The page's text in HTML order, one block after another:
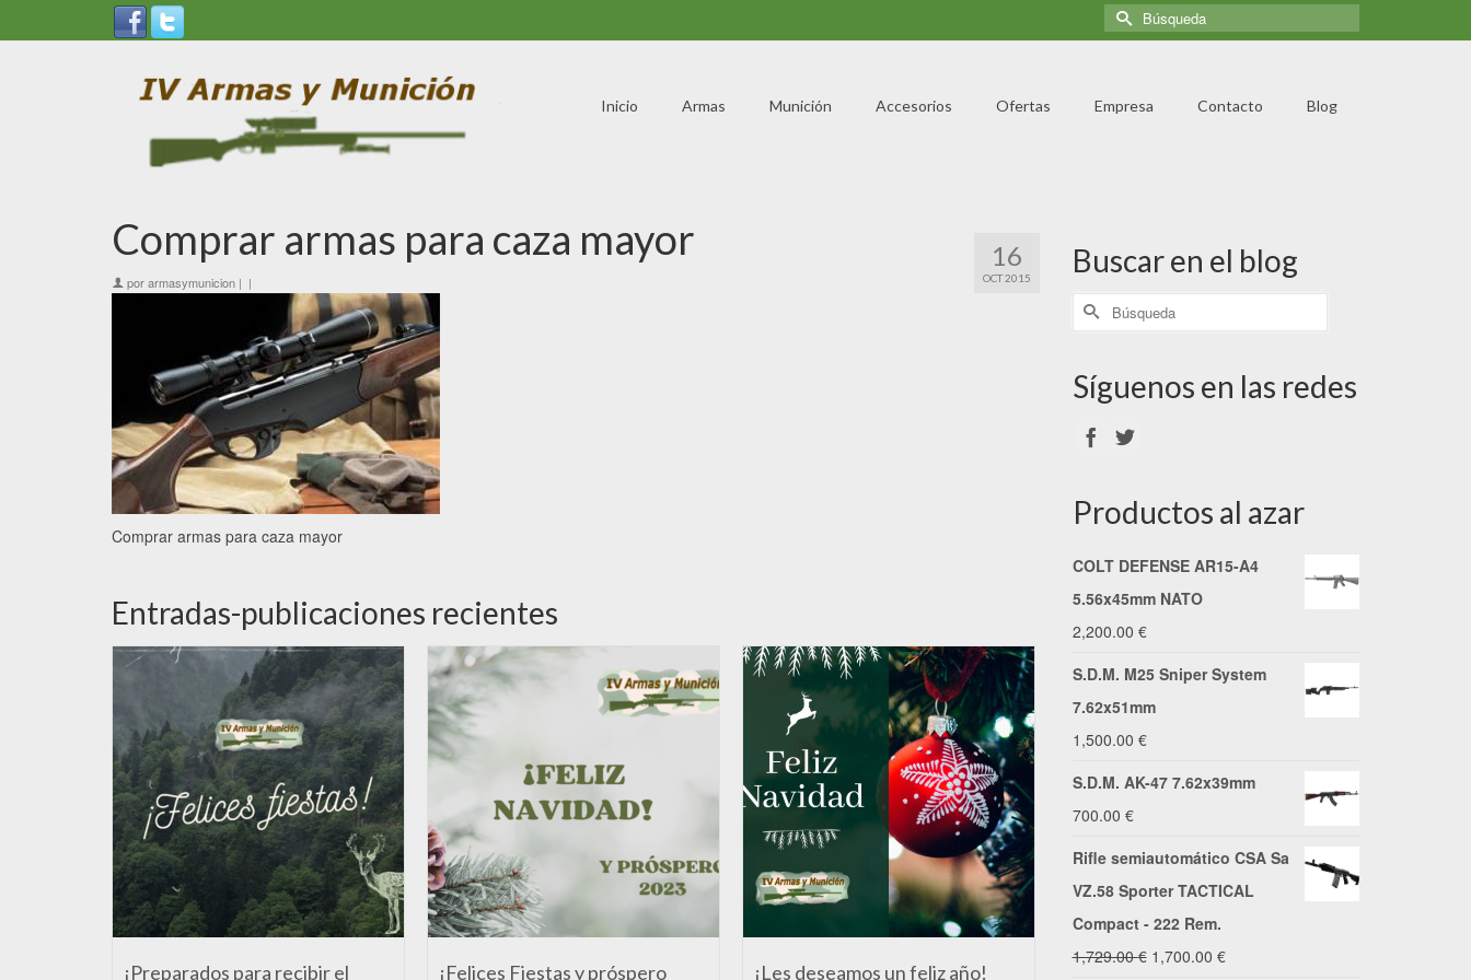
Inicio Armas Munición Accesorios Ofertas Empresa Contacto Blog
16
OCT 2015
Comprar armas para caza mayor
porarmasymunicion | |
Comprar armas para caza mayor
Entradas-publicaciones recientes
¡Preparados para recibir el
¡Felices Fiestas y próspero
¡Les deseamos un feliz año!
Os deseamos unas Felices
Buscar en el blog
Síguenos en las redes
Productos al azar
COLT DEFENSE AR15-A4
5.56x45mm NATO
2,200.00 €
S.D.M. M25 Sniper System
7.62x51mm
1,500.00 €
S.D.M. AK-47 7.62x39mm
700.00 €
Rifle semiautomático CSA Sa
VZ.58 Sporter TACTICAL
Compact - 222 Rem.
1,729.00€ El
1,700.00 €El